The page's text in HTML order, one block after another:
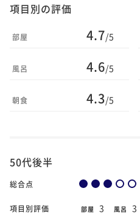
項目別の評価
部屋 4.7/5
風呂 4.6/5
朝食 4.3/5
50代後半
総合点
項目別評価 部屋 3 風呂 3